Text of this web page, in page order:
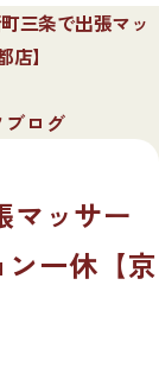
三条で出張マッ
】
ログ
マッサー
一休【京